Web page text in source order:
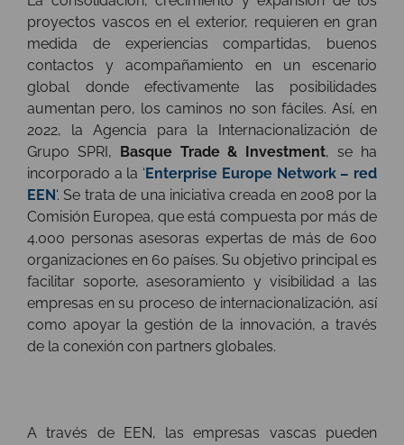
proyectos vascos en el exterior, requieren en gran
medida de experiencias compartidas, buenos
contactos y acompañamiento en un escenario
global donde efectivamente las posibilidades
aumentan pero, los caminos no son fáciles. Así, en
2022, la Agencia para la Internacionalización de
Grupo SPRI, Basque Trade & Investment, se ha
incorporado a la ‘Enterprise Europe Network – red
EEN‘. Se trata de una iniciativa creada en 2008 por la
Comisión Europea, que está compuesta por más de
4.000 personas asesoras expertas de más de 600
organizaciones en 60 países. Su objetivo principal es
facilitar soporte, asesoramiento y visibilidad a las
empresas en su proceso de internacionalización, así
como apoyar la gestión de la innovación, a través
de la conexión con partners globales.
A través de EEN, las empresas vascas pueden